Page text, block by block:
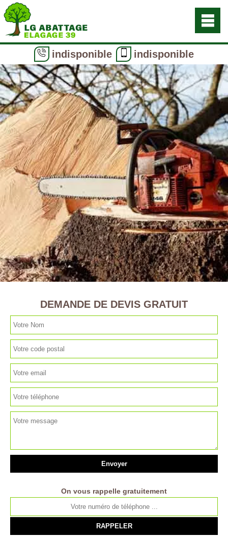
indisponible indisponible
DEMANDE DE DEVIS GRATUIT
On vous rappelle gratuitement